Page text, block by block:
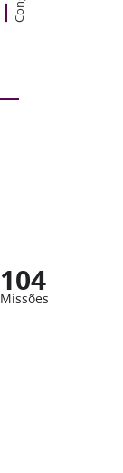
104
Missões